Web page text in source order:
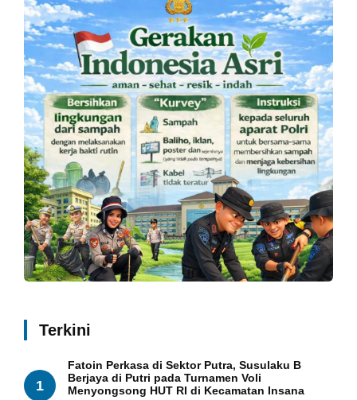
Terkini
1
Fatoin Perkasa di Sektor Putra, Susulaku B
Berjaya di Putri pada Turnamen Voli
Menyongsong HUT RI di Kecamatan Insana